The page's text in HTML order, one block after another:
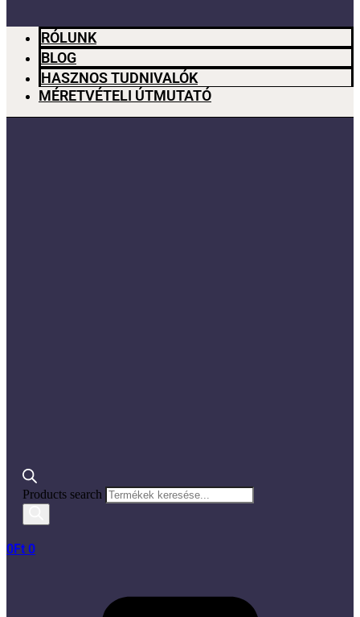
RÓLUNK
BLOG
HASZNOS TUDNIVALÓK
MÉRETVÉTELI ÚTMUTATÓ
Products search
0Ft 0